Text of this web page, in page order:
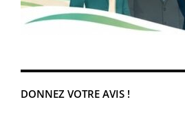
DONNEZ VOTRE AVIS !